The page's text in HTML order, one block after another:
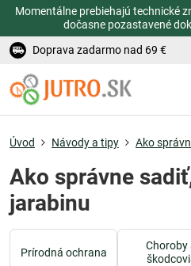
Momentálne prebiehajú technické
dočasne pozastavené
Doprava zadarmo nad 69 €
Úvod Návody a tipy Ako
Ako správne
jarabinu
Prírodná ochrana
Choroby